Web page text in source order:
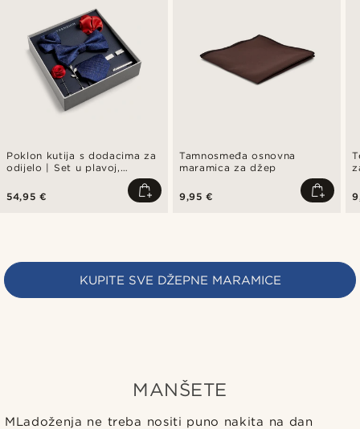
Poklon kutija s dodacima za
odijelo | Set u plavoj,
54,95 €
Tamnosmeđa osnovna
maramica za džep
9,95 €
KUPITE SVE DŽEPNE MARAMICE
MANŠETE
MLadoženja ne treba nositi puno nakita na dan